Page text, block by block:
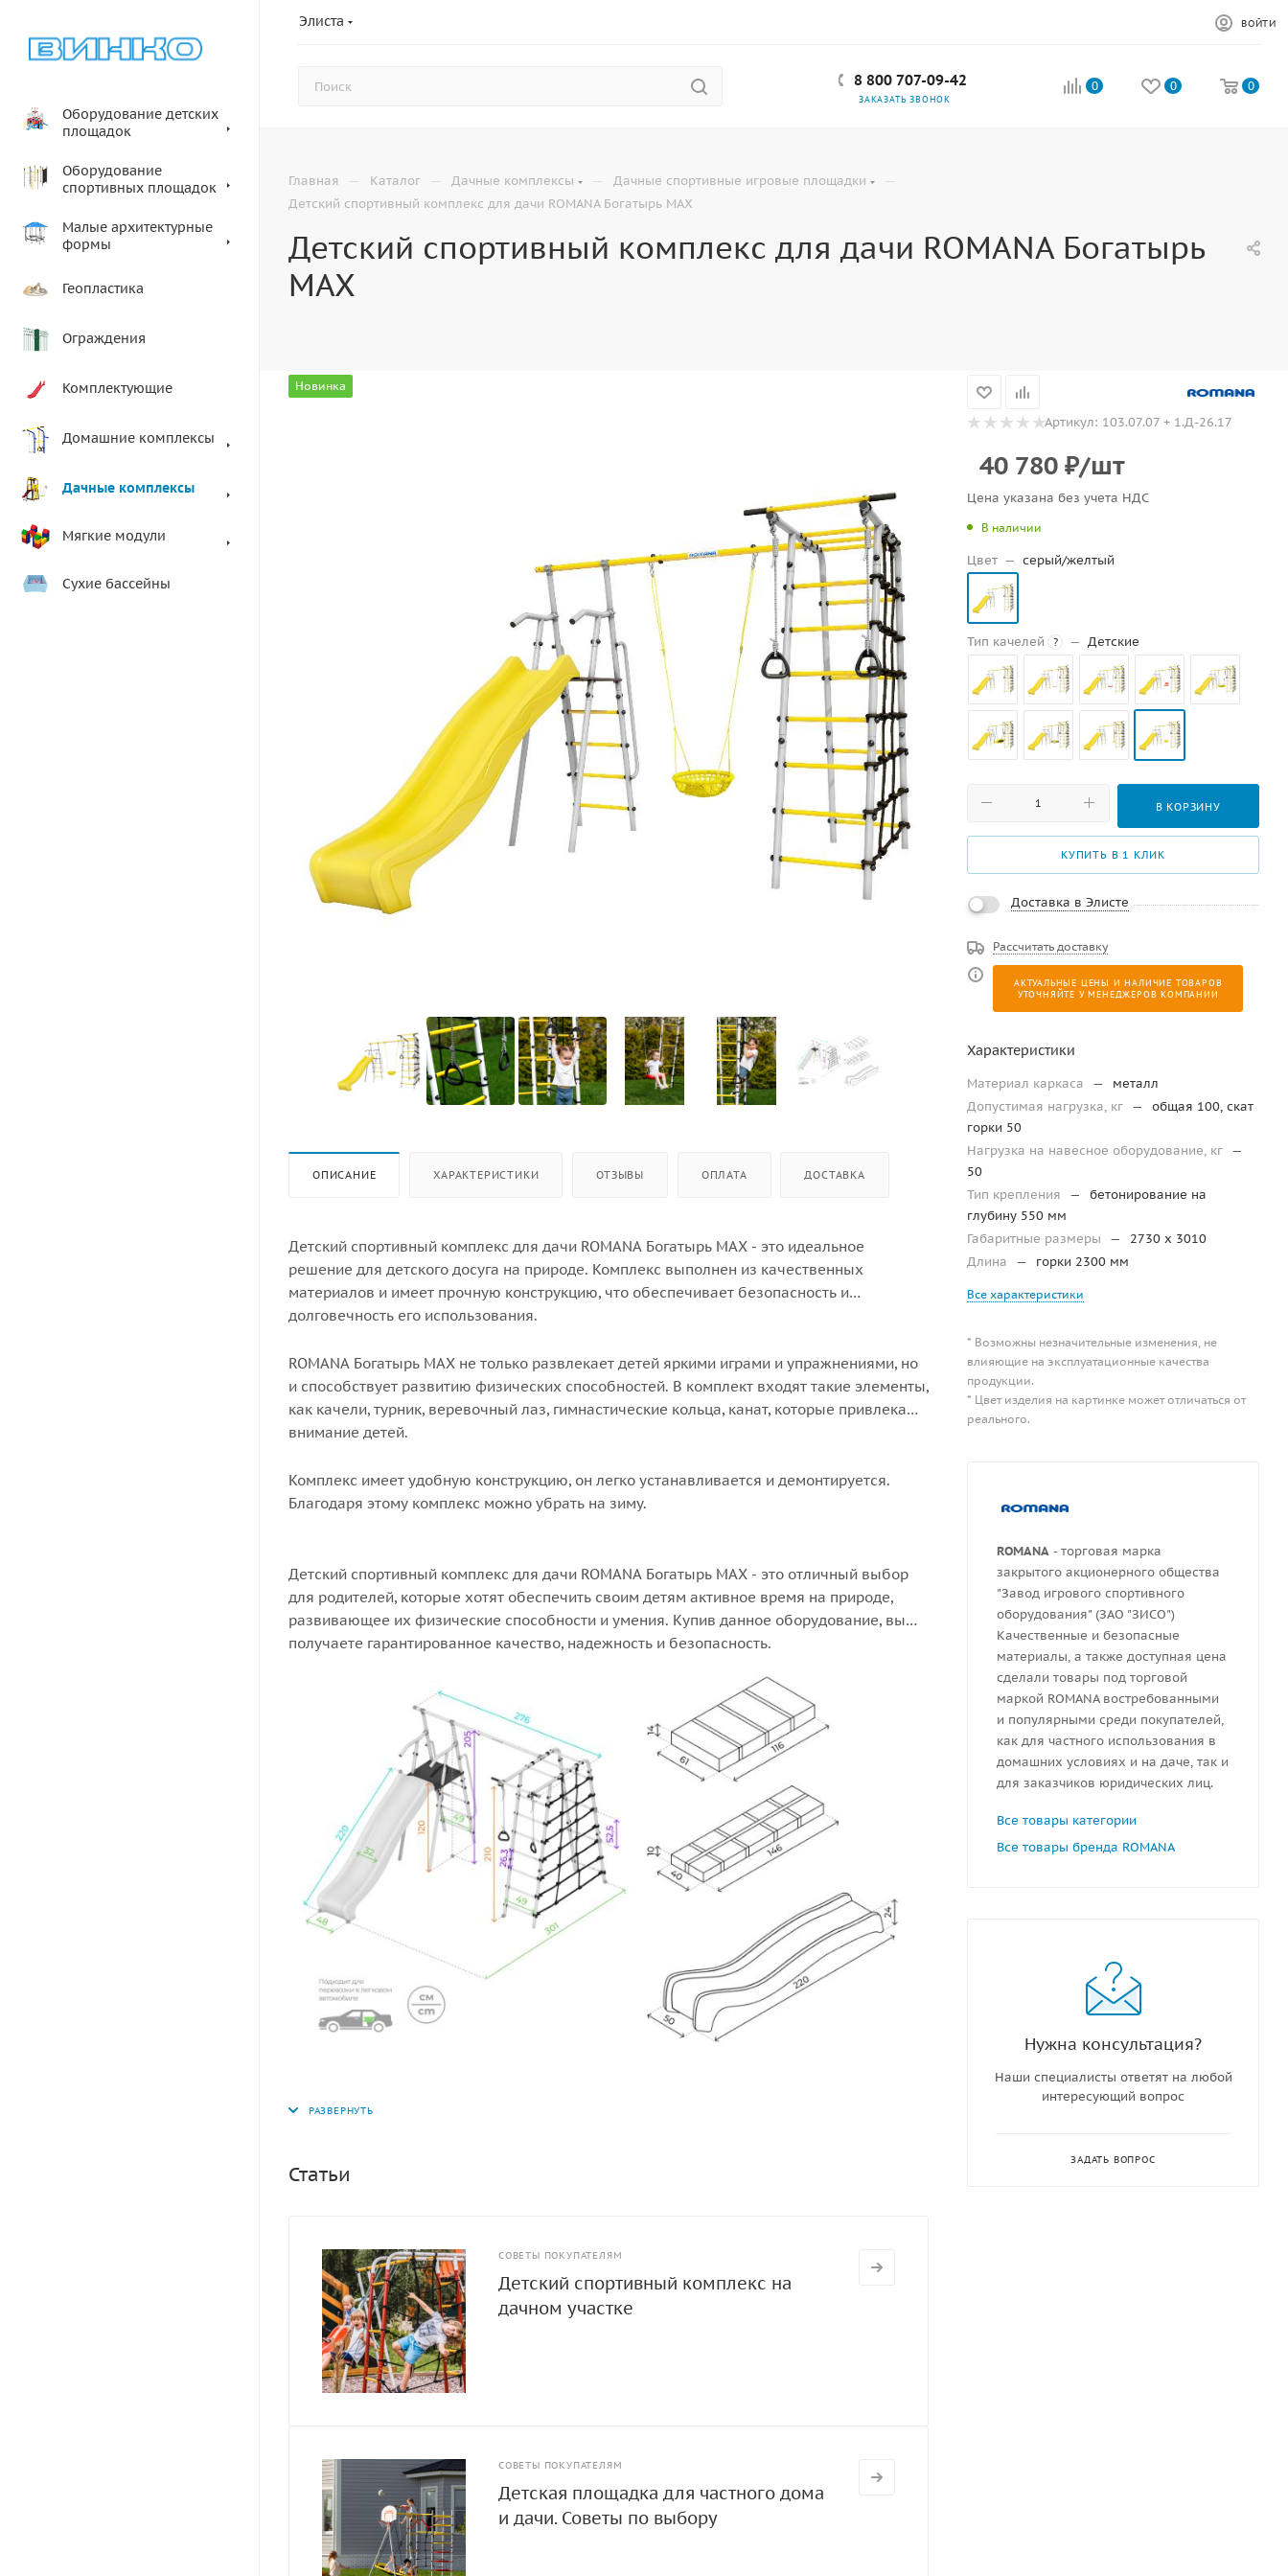
Элиста ВОЙТИ
8 800 707-09-42
ЗАКАЗАТЬ ЗВОНОК
0 0 0
Оборудование детских
площадок
Оборудование
спортивных площадок
Малые архитектурные
формы
Геопластика
Ограждения
Комплектующие
Домашние комплексы
Дачные комплексы
Мягкие модули
Сухие бассейны
Главная — Каталог — Дачные комплексы — Дачные спортивные игровые площадки —
Детский спортивный комплекс для дачи ROMANA Богатырь MAX
Детский спортивный комплекс для дачи ROMANA Богатырь
MAX
Новинка
ОПИСАНИЕ ХАРАКТЕРИСТИКИ ОТЗЫВЫ ОПЛАТА ДОСТАВКА
Детский спортивный комплекс для дачи ROMANA Богатырь MAX - это идеальное
решение для детского досуга на природе. Комплекс выполнен из качественных
материалов и имеет прочную конструкцию, что обеспечивает безопасность и
долговечность его использования.
ROMANA Богатырь MAX не только развлекает детей яркими играми и упражнениями, но
и способствует развитию физических способностей. В комплект входят такие элементы,
как качели, турник, веревочный лаз, гимнастические кольца, канат, которые привлекают
внимание детей.
Комплекс имеет удобную конструкцию, он легко устанавливается и демонтируется.
Благодаря этому комплекс можно убрать на зиму.
Детский спортивный комплекс для дачи ROMANA Богатырь MAX - это отличный выбор
для родителей, которые хотят обеспечить своим детям активное время на природе,
развивающее их физические способности и умения. Купив данное оборудование, вы
получаете гарантированное качество, надежность и безопасность.
Статьи
СОВЕТЫ ПОКУПАТЕЛЯМ
Детский спортивный комплекс на
дачном участке
СОВЕТЫ ПОКУПАТЕЛЯМ
Детская площадка для частного дома
и дачи. Советы по выбору
Артикул: 103.07.07 + 1.Д-26.17
40 780 ₽/шт
Цена указана без учета НДС
В наличии
Цвет — серый/желтый
Тип качелей ? — Детские
В КОРЗИНУ
КУПИТЬ В 1 КЛИК
Доставка в Элисте
Рассчитать доставку
АКТУАЛЬНЫЕ ЦЕНЫ И НАЛИЧИЕ ТОВАРОВ
УТОЧНЯЙТЕ У МЕНЕДЖЕРОВ КОМПАНИИ
Характеристики
Материал каркаса —
металл
Допустимая нагрузка, кг —
общая 100, скат
горки 50
Нагрузка на навесное оборудование, кг —
50
Тип крепления
—
бетонирование на
глубину 550 мм
Габаритные размеры
—
2730 х 3010
Длина
— горки 2300 мм
Все характеристики
* Возможны незначительные изменения, не
влияющие на эксплуатационные качества
продукции.
* Цвет изделия на картинке может отличаться от
реального.
ROMANA - торговая марка
закрытого акционерного общества
"Завод игрового спортивного
оборудования" (ЗАО "ЗИСО")
Качественные и безопасные
материалы, а также доступная цена
сделали товары под торговой
маркой ROMANA востребованными
и популярными среди покупателей,
как для частного использования в
домашних условиях и на даче, так и
для заказчиков юридических лиц.
Все товары категории
Все товары бренда ROMANA
Нужна консультация?
Наши специалисты ответят на любой
интересующий вопрос
ЗАДАТЬ ВОПРОС